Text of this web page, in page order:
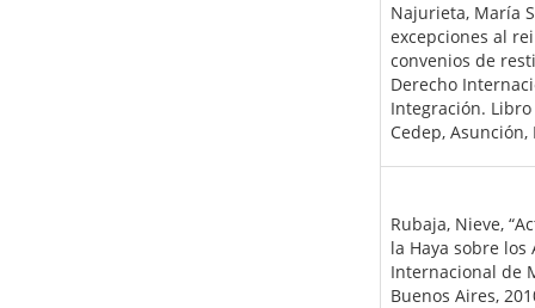
Najurieta, María
excepciones al
convenios de
Derecho
Integración.
Cedep, Asunción,
Rubaja, Nieve,
la Haya sobre los
Internacional de
Buenos Aires,